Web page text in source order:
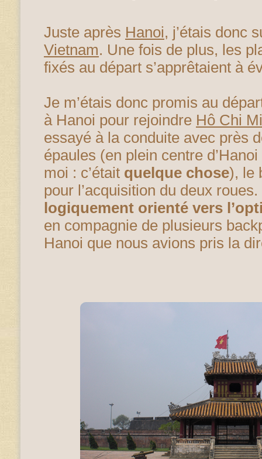
Juste après Hanoi, j’étais donc
Vietnam. Une fois de plus, les
fixés au départ s’apprêtaient à
Je m’étais donc promis au
à Hanoi pour rejoindre Hô Chi
essayé à la conduite avec près
épaules (en plein centre
moi : c’était quelque chose), le
pour l’acquisition du deux
logiquement orienté vers
en compagnie de plusieurs
Hanoi que nous avions pris la